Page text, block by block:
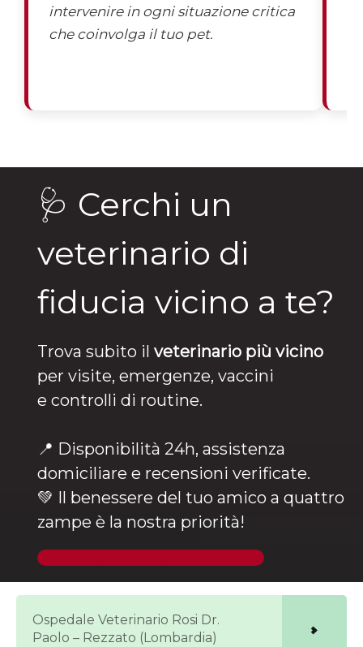
intervenire in ogni situazione critica
che coinvolga il tuo pet.
🩺 Cerchi un
veterinario di
fiducia vicino a te?
Trova subito il veterinario più vicino
per visite, emergenze, vaccini
e controlli di routine.
📍 Disponibilità 24h, assistenza
domiciliare e recensioni verificate.
💚 Il benessere del tuo amico a quattro
zampe è la nostra priorità!
Ospedale Veterinario Rosi Dr.
Paolo – Rezzato (Lombardia)